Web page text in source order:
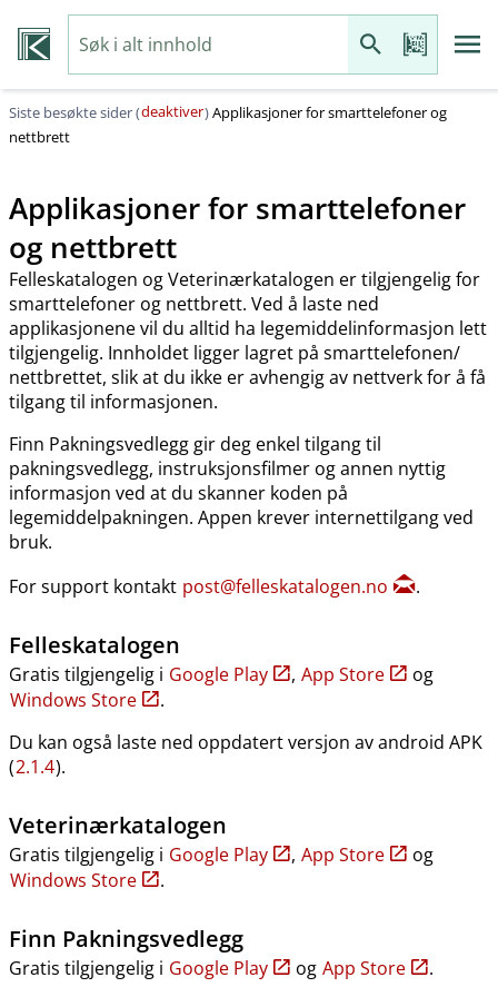
Siste besøkte sider (deaktiver)Applikasjoner for smarttelefoner og
nettbrett
Applikasjoner for smarttelefoner
og nettbrett
Felleskatalogen og Veterinærkatalogen er tilgjengelig for
smarttelefoner og nettbrett. Ved å laste ned
applikasjonene vil du alltid ha legemiddelinformasjon lett
tilgjengelig. Innholdet ligger lagret på smarttelefonen​/​
nettbrettet, slik at du ikke er avhengig av nettverk for å få
tilgang til informasjonen.
Finn Pakningsvedlegg gir deg enkel tilgang til
pakningsvedlegg, instruksjonsfilmer og annen nyttig
informasjon ved at du skanner koden på
legemiddelpakningen. Appen krever internettilgang ved
bruk.
For support kontakt post@felleskatalogen.no .
Felleskatalogen
Gratis tilgjengelig i Google Play , App Store
og
Windows Store
.
Du kan også laste ned oppdatert versjon av android APK
(2.1.4).
Veterinærkatalogen
Gratis tilgjengelig i Google Play , App Store
og
Windows Store
.
Finn Pakningsvedlegg
Gratis tilgjengelig i Google Play og App Store .